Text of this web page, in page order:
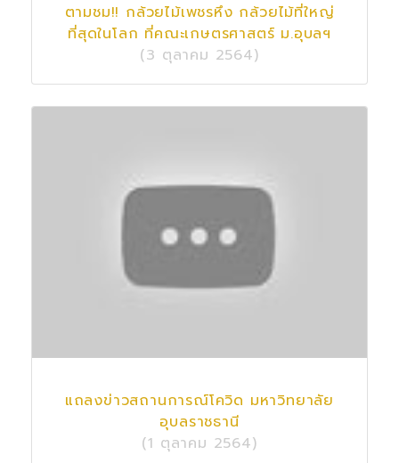
ตามชม!! กล้วยไม้เพชรหึง กล้วยไม้ที่ใหญ่
ที่สุดในโลก ที่คณะเกษตรศาสตร์ ม.อุบลฯ
(3 ตุลาคม 2564)
แถลงข่าวสถานการณ์โควิด มหาวิทยาลัย
อุบลราชธานี
(1 ตุลาคม 2564)